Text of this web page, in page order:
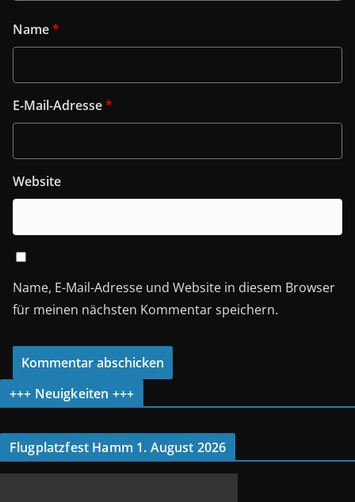
Name*
E-Mail-Adresse*
Website
Name, E-Mail-Adresse und Website in diesem Browser
für meinen nächsten Kommentar speichern.
+++ Neuigkeiten +++
Flugplatzfest Hamm 1. August 2026